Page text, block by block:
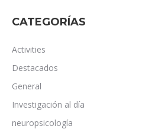
CATEGORÍAS
Activities
Destacados
General
Investigación al día
neuropsicología